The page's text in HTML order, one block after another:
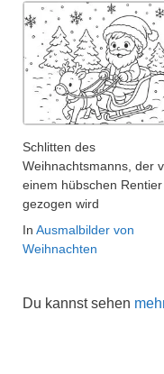
Schlitten des
Weihnachtsmanns, der
einem hübschen Rentier
gezogen wird
In Ausmalbilder von
Weihnachten
Du kannst sehen